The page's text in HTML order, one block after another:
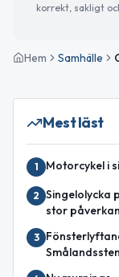
korrekt, sakligt
Hem Samhälle
Mest läst
1 Motorcykel i
2 Singelolycka
stor påverkan
3